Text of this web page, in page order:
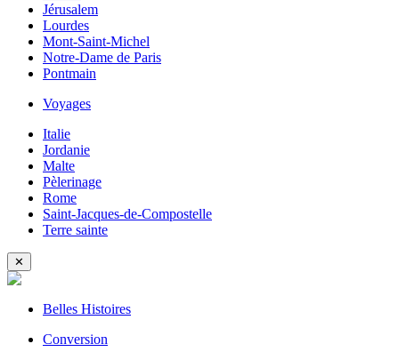
Jérusalem
Lourdes
Mont-Saint-Michel
Notre-Dame de Paris
Pontmain
Voyages
Italie
Jordanie
Malte
Pèlerinage
Rome
Saint-Jacques-de-Compostelle
Terre sainte
✕
Belles Histoires
Conversion